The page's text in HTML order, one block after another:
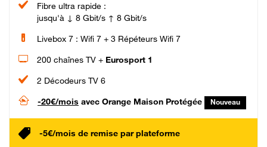
Fibre ultra rapide :
jusqu'à ↓ 8 Gbit/s ↑ 8 Gbit/s
Livebox 7 : Wifi 7 + 3 Répéteurs Wifi 7
200 chaînes TV + Eurosport 1
2 Décodeurs TV 6
-20€/mois avec Orange Maison Protégée Nouveau
-5€/mois de remise par plateforme